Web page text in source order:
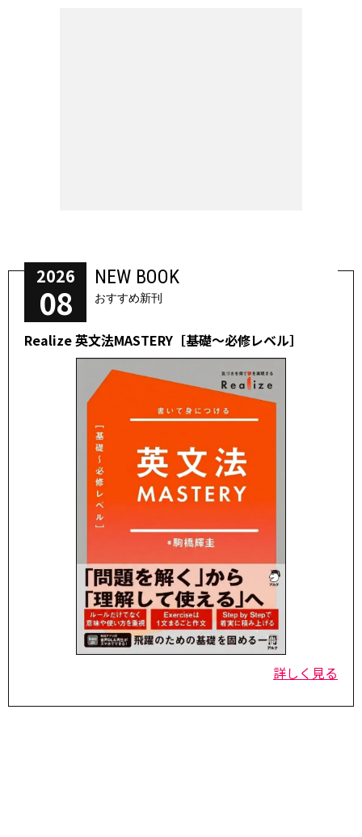
2026
08
NEW BOOK
おすすめ新刊
Realize 英文法MASTERY［基礎～必修レベル］
詳しく見る